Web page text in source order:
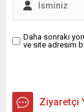
Daha sonraki
ve site adresim
Ziyaretçi